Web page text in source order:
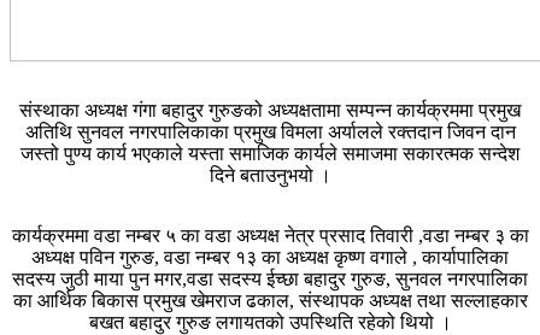
संस्थाका अध्यक्ष गंगा बहादुर गुरुङको अध्यक्षतामा सम्पन्न कार्यक्रममा प्रमुख
अतिथि सुनवल नगरपालिकाका प्रमुख विमला अर्यालले रक्तदान जिवन दान
जस्तो पुण्य कार्य भएकाले यस्ता समाजिक कार्यले समाजमा सकारत्मक सन्देश
दिने बताउनुभयो ।
कार्यक्रममा वडा नम्बर ५ का वडा अध्यक्ष नेत्र प्रसाद तिवारी ,वडा नम्बर ३ का
अध्यक्ष पविन गुरुङ, वडा नम्बर १३ का अध्यक्ष कृष्ण वगाले , कार्यापालिका
सदस्य जुठी माया पुन मगर,वडा सदस्य ईच्छा बहादुर गुरुङ, सुनवल नगरपालिका
का आर्थिक बिकास प्रमुख खेमराज ढकाल, संस्थापक अध्यक्ष तथा सल्लाहकार
बखत बहादुर गुरुङ लगायतको उपस्थिति रहेको थियो ।